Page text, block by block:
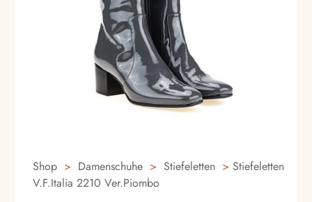
Shop > Damenschuhe > Stiefeletten > Stiefeletten
V.F.Italia 2210 Ver.Piombo